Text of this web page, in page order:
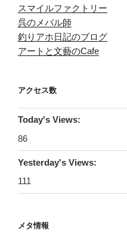
スマイルファクトリー
呉のメバル師
釣りアホ日記のブログ
アートと文藝のCafe
アクセス数
Today's Views:
86
Yesterday's Views:
111
メタ情報